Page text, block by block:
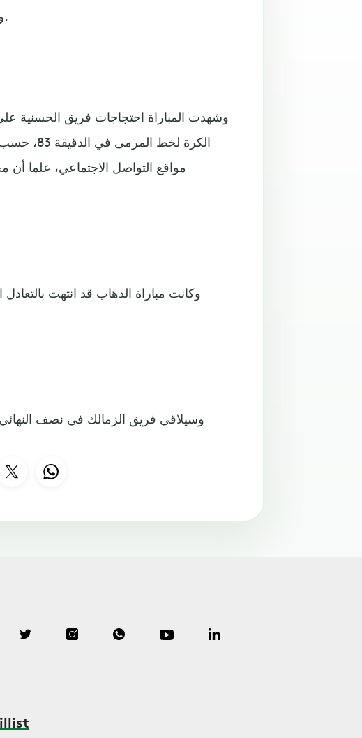
ويمتلك العديد من النجوم الكبار في الدوري المصري.
وشهدت المباراة احتجاجات فريق الحسنية
الكرة
مواقع التواصل الاجتماعي، علما
وكانت مباراة الذهاب قد انتهت
وسيلاقي فريق الزمالك في نصف النهائي